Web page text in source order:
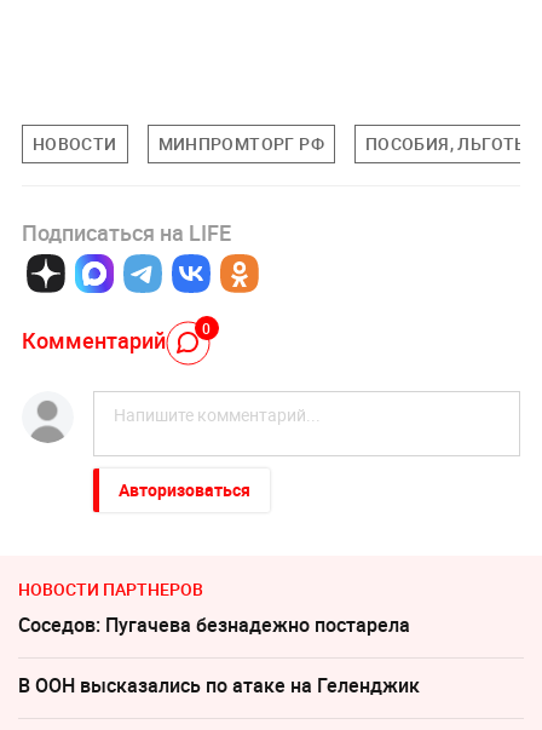
НОВОСТИ МИНПРОМТОРГ РФ ПОСОБИЯ, ЛЬГОТЫ
Подписаться на LIFE
Комментарий 0
Авторизоваться
НОВОСТИ ПАРТНЕРОВ
Соседов: Пугачева безнадежно постарела
В ООН высказались по атаке на Геленджик